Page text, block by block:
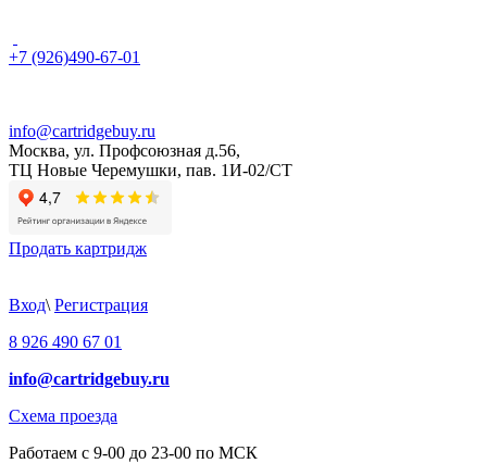
+7 (926)490-67-01
info@cartridgebuy.ru
Москва, ул. Профсоюзная д.56,
ТЦ Новые Черемушки, пав. 1И-02/СТ
Продать картридж
Вход\ Регистрация
8 926 490 67 01
info@cartridgebuy.ru
Схема проезда
Работаем с 9-00 до 23-00 по МСК